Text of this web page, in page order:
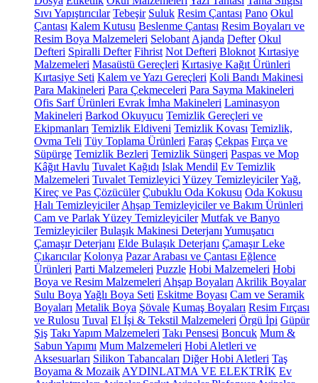
Sıvı Yapıştırıcılar Tebeşir Suluk Resim Çantası Pano Okul
Çantası Kalem Kutusu Beslenme Çantası Resim Boyaları ve
Resim Boya Malzemeleri Selobant Ajanda Defter Okul
Defteri Spiralli Defter Fihrist Not Defteri Bloknot Kırtasiye
Malzemeleri Masaüstü Gereçleri Kırtasiye Kağıt Ürünleri
Kırtasiye Seti Kalem ve Yazı Gereçleri Koli Bandı Makinesi
Para Makineleri Para Çekmeceleri Para Sayma Makineleri
Ofis Sarf Ürünleri Evrak İmha Makineleri Laminasyon
Makineleri Barkod Okuyucu Temizlik Gereçleri ve
Ekipmanları Temizlik Eldiveni Temizlik Kovası Temizlik,
Ovma Teli Tüy Toplama Ürünleri Faraş Çekpas Fırça ve
Süpürge Temizlik Bezleri Temizlik Süngeri Paspas ve Mop
Kâğıt Havlu Tuvalet Kağıdı Islak Mendil Ev Temizlik
Malzemeleri Tuvalet Temizleyici Yüzey TemizleyicilerYağ,
Kireç ve Pas Çözücüler Çubuklu Oda Kokusu Oda Kokusu
Halı Temizleyiciler Ahşap Temizleyiciler ve Bakım Ürünleri
Cam ve Parlak Yüzey Temizleyiciler Mutfak ve Banyo
Temizleyiciler Bulaşık Makinesi Deterjanı Yumuşatıcı
Çamaşır Deterjanı Elde Bulaşık Deterjanı Çamaşır Leke
Çıkarıcılar Kolonya Pazar Arabası ve Çantası Eğlence
Ürünleri Parti Malzemeleri Puzzle Hobi Malzemeleri Hobi
Boya ve Resim Malzemeleri Ahşap Boyaları Akrilik Boyalar
Sulu Boya Yağlı Boya Seti Eskitme Boyası Cam ve Seramik
Boyaları Metalik Boya Şövale Kumaş Boyaları Resim Fırçası
ve Rulosu Tuval El İşi & Tekstil Malzemeleri Örgü İpi Güpür
Şiş Takı Yapım Malzemeleri Takı Pensesi Boncuk Mum &
Sabun Yapımı Mum Malzemeleri Hobi Aletleri ve
Aksesuarları Silikon Tabancaları Diğer Hobi Aletleri Taş
Boyama & Mozaik AYDINLATMA VE ELEKTRİK Ev